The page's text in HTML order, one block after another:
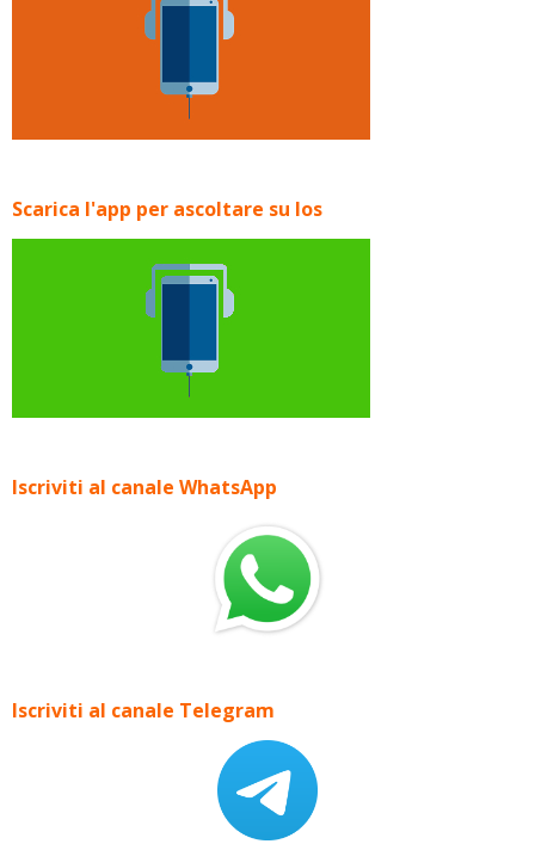
Scarica l'app per ascoltare su Ios
Iscriviti al canale WhatsApp
Iscriviti al canale Telegram